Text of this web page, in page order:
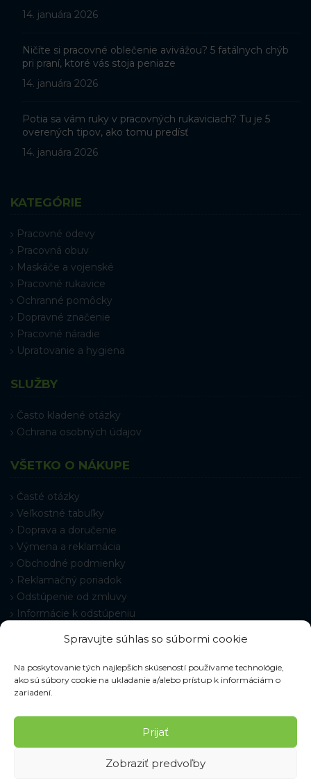
Spravujte súhlas so súbormi cookie
Na poskytovanie tých najlepších skúseností používame technológie,
ako sú súbory cookie na ukladanie a/alebo prístup k informáciám o
zariadení.
Prijať
Zobraziť predvoľby
14. januára 2026
Ničíte si pracovné oblečenie avivážou? 5 fatálnych chýb
pri praní, ktoré vás stoja peniaze
14. januára 2026
Potia sa vám ruky v pracovných rukaviciach? Tu je 5
overených tipov, ako tomu predísť
14. januára 2026
KATEGÓRIE
Pracovné odevy
Pracovná obuv
Maskáče a vojenské
Pracovné rukavice
Ochranné pomôcky
Dopravné značenie
Pracovné náradie
Upratovanie a hygiena
SLUŽBY
Často kladené otázky
Ochrana osobných údajov
VŠETKO O NÁKUPE
Časté otázky
Veľkostné tabuľky
Doprava a doručenie
Výmena a reklamácia
Obchodné podmienky
Reklamačný poriadok
Odstúpenie od zmluvy
Informácie k odstúpeniu
Nastavenie cookies
© 2026 Pracovné odevy ZIKO s. r. o., všetky práva vyhradené.